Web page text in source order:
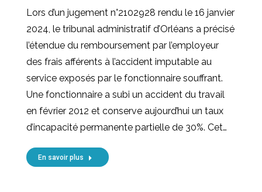
Lors d’un jugement n°2102928 rendu le 16 janvier
2024, le tribunal administratif d’Orléans a précisé
l’étendue du remboursement par l’employeur
des frais afférents à l’accident imputable au
service exposés par le fonctionnaire souffrant.
Une fonctionnaire a subi un accident du travail
en février 2012 et conserve aujourd’hui un taux
d’incapacité permanente partielle de 30%. Cet…
En savoir plus